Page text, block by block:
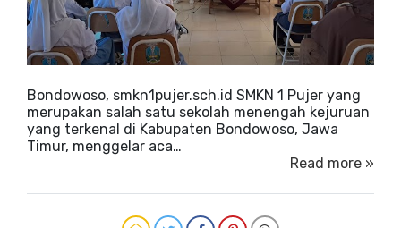
Bondowoso, smkn1pujer.sch.id SMKN 1 Pujer yang
merupakan salah satu sekolah menengah kejuruan
yang terkenal di Kabupaten Bondowoso, Jawa
Timur, menggelar aca…
Read more »